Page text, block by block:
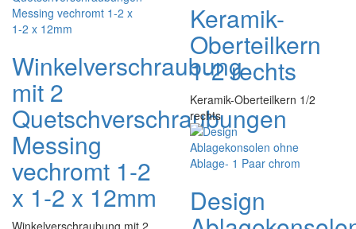
Winkelverschraubung
mit 2
Quetschverschraubungen
Messing
vechromt 1-2
x 1-2 x 12mm
Keramik-
Oberteilkern
1-2 rechts
Keramik-Oberteilkern 1/2
rechts
Design